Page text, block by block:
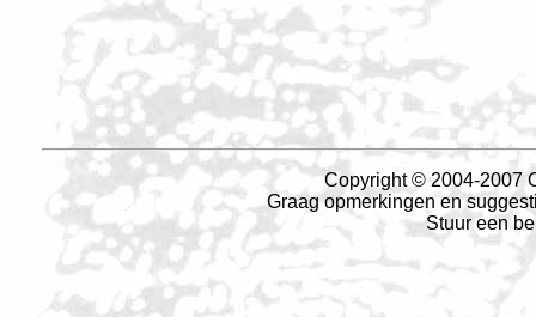
Copyright © 2004-2007
Graag opmerkingen en
Stuur een